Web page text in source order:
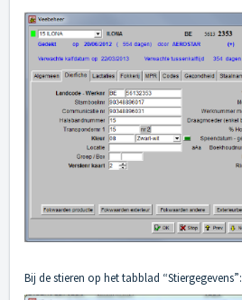
Bij de stieren op het tabblad “Stiergegevens”: